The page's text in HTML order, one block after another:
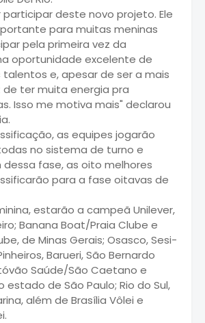
participar deste novo projeto. Ele
para muitas meninas
pela primeira vez da
oportunidade excelente de
e, apesar de ser a mais
de ter muita energia pra
Isso me motiva mais" declarou
as equipes jogarão
no sistema de turno e
dessa fase, as oito melhores
para a fase oitavas de
estarão a campeã Unilever,
Banana Boat/Praia Clube e
de Minas Gerais; Osasco, Sesi-
Barueri, São Bernardo
Saúde/São Caetano e
estado de São Paulo; Rio do Sul,
além de Brasília Vôlei e